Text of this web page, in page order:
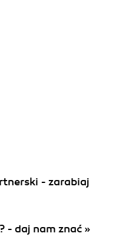
- zarabiaj
- daj nam znać »